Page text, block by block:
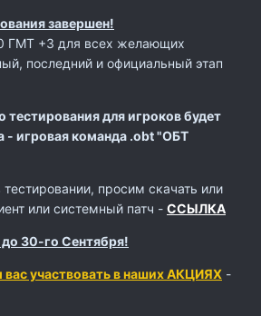
завершен!
ГМТ +3 для всех желающих
последний и официальный этап
тестирования для игроков будет
- игровая команда .obt "ОБТ
просим скачать или
или системный патч - ССЫЛКА
30-го Сентября!
участвовать в наших АКЦИЯХ -